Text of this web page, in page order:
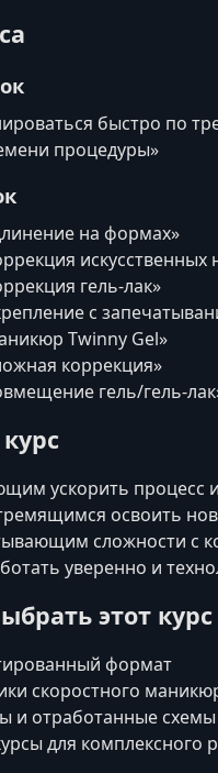
быстро по
процедуры»
на формах»
искусственных
гель-лак»
с
Twinny Gel»
коррекция»
гель/гель-
ускорить процесс
освоить
сложности с
уверенно и
этот курс
формат
скоростного
и отработанные схемы
для комплексного